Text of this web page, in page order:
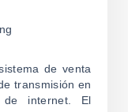
de venta
transmisión en
internet. El